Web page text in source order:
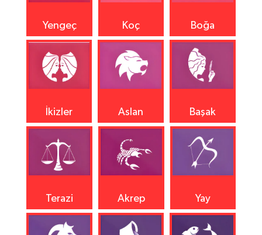
Yengeç Koç Boğa
İkizler Aslan Başak
Terazi Akrep Yay